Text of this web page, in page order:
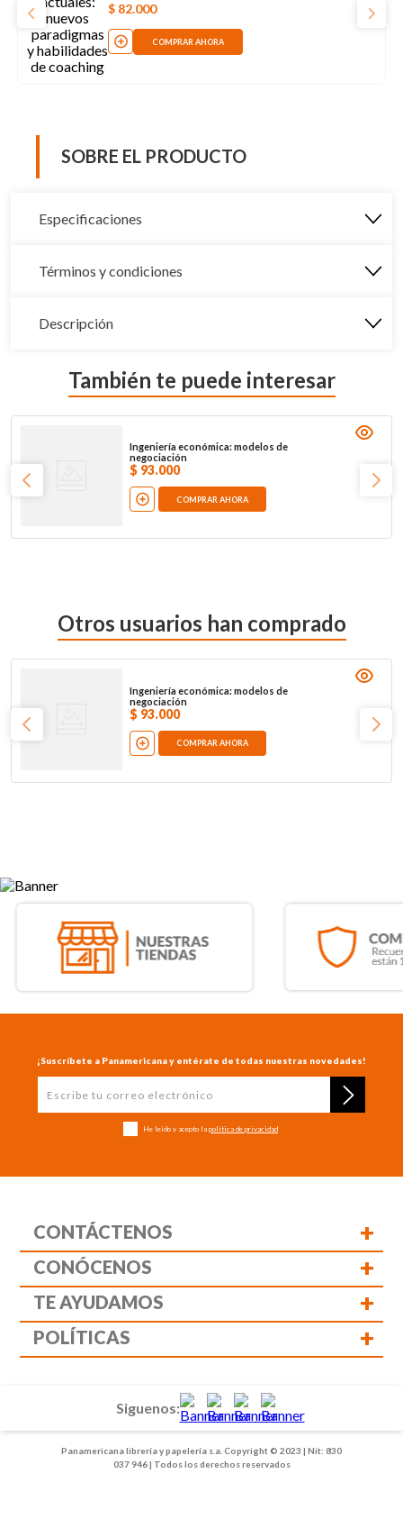
$ 82.000
COMPRAR AHORA
SOBRE EL PRODUCTO
Especificaciones
Términos y condiciones
Descripción
También te puede interesar
Ingeniería económica: modelos de
negociación
$ 93.000
COMPRAR AHORA
Otros usuarios han comprado
Ingeniería económica: modelos de
negociación
$ 93.000
COMPRAR AHORA
¡Suscríbete a Panamericana y entérate de todas nuestras novedades!
He leído y acepto la política de privacidad
CONTÁCTENOS +
CONÓCENOS +
TE AYUDAMOS +
POLÍTICAS +
Panamericana librería y papelería s.a. Copyright © 2023 | Nit: 830
037 946 | Todos los derechos reservados
Siguenos: